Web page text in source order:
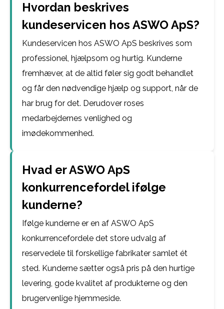
Hvordan beskrives
kundeservicen hos ASWO ApS?
Kundeservicen hos ASWO ApS beskrives som
professionel, hjælpsom og hurtig. Kunderne
fremhæver, at de altid føler sig godt behandlet
og får den nødvendige hjælp og support, når de
har brug for det. Derudover roses
medarbejdernes venlighed og
imødekommenhed.
Hvad er ASWO ApS
konkurrencefordel ifølge
kunderne?
Ifølge kunderne er en af ASWO ApS
konkurrencefordele det store udvalg af
reservedele til forskellige fabrikater samlet ét
sted. Kunderne sætter også pris på den hurtige
levering, gode kvalitet af produkterne og den
brugervenlige hjemmeside.